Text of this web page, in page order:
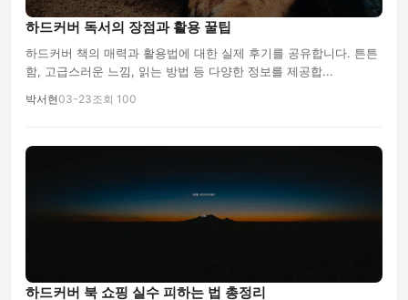
하드커버 독서의 장점과 활용 꿀팁
하드커버 책의 매력과 활용법에 대한 실제 후기를 공유합니다. 튼튼
함, 고급스러운 느낌, 읽는 방법 등 다양한 정보를 제공합...
박서현03-23조회 100
하드커버 북 쇼핑 실수 피하는 법 총정리